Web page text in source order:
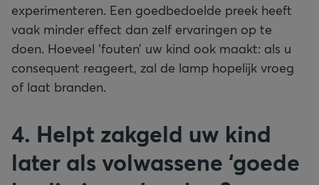
experimenteren. Een goedbedoelde preek heeft
vaak minder effect dan zelf ervaringen op te
doen. Hoeveel ‘fouten’ uw kind ook maakt: als u
consequent reageert, zal de lamp hopelijk vroeg
of laat branden.
4. Helpt zakgeld uw kind
later als volwassene ‘goede